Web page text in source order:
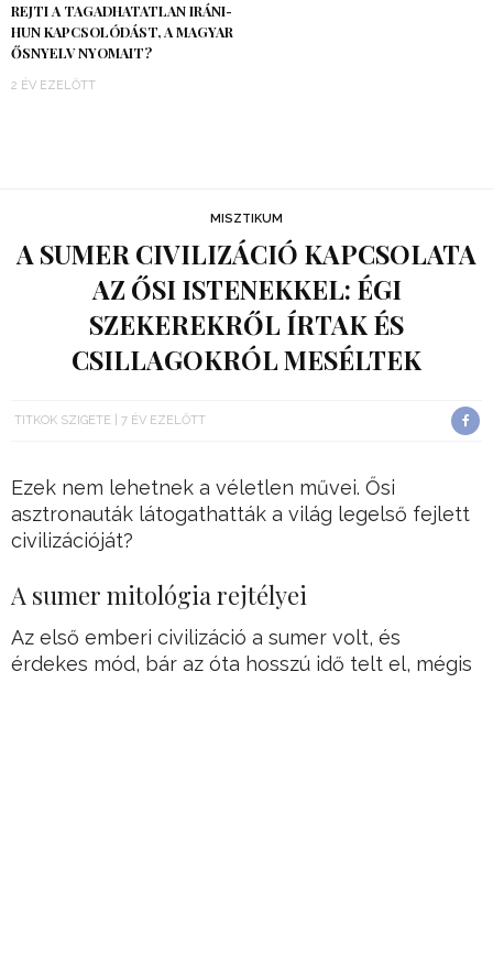
REJTI A TAGADHATATLAN IRÁNI-
HUN KAPCSOLÓDÁST, A MAGYAR
ŐSNYELV NYOMAIT?
2 ÉV EZELŐTT
MISZTIKUM
A SUMER CIVILIZÁCIÓ KAPCSOLATA
AZ ŐSI ISTENEKKEL: ÉGI
SZEKEREKRŐL ÍRTAK ÉS
CSILLAGOKRÓL MESÉLTEK
TITKOK SZIGETE 7 ÉV EZELŐTT
Ezek nem lehetnek a véletlen művei. Ősi
asztronauták látogathatták a világ legelső fejlett
civilizációját?
A sumer mitológia rejtélyei
Az első emberi civilizáció a sumer volt, és
érdekes mód, bár az óta hosszú idő telt el, mégis